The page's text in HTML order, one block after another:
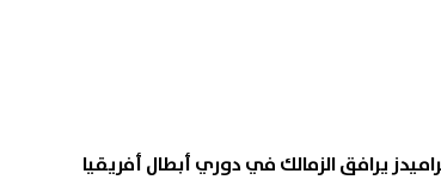
يرافق الزمالك في دوري أبطال أفريقيا